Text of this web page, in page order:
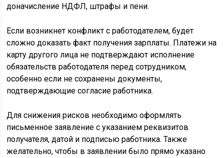
доначисление НДФЛ, штрафы и пени.
Если возникнет конфликт с работодателем, будет
сложно доказать факт получения зарплаты. Платежи на
карту другого лица не подтверждают исполнение
обязательств работодателя перед сотрудником,
особенно если не сохранены документы,
подтверждающие согласие работника.
Для снижения рисков необходимо оформлять
письменное заявление с указанием реквизитов
получателя, датой и подписью работника. Также
желательно, чтобы в заявлении было прямо указано